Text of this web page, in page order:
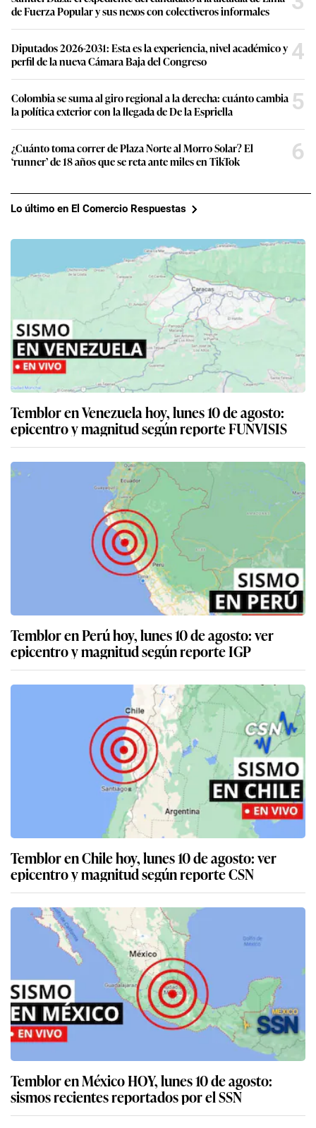
de Fuerza Popular y sus nexos con colectiveros informales
Diputados 2026-2031: Esta es la experiencia, nivel académico y
perfil de la nueva Cámara Baja del Congreso
4
Colombia se suma al giro regional a la derecha: cuánto cambia
la política exterior con la llegada de De la Espriella
5
¿Cuánto toma correr de Plaza Norte al Morro Solar? El
‘runner’ de 18 años que se reta ante miles en TikTok
6
Lo último en El Comercio Respuestas
Temblor en Venezuela hoy, lunes 10 de agosto:
epicentro y magnitud según reporte FUNVISIS
Temblor en Perú hoy, lunes 10 de agosto: ver
epicentro y magnitud según reporte IGP
Temblor en Chile hoy, lunes 10 de agosto: ver
epicentro y magnitud según reporte CSN
Temblor en México HOY, lunes 10 de agosto:
sismos recientes reportados por el SSN